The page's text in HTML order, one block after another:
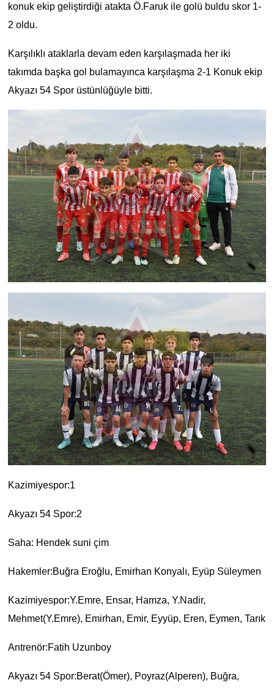
konuk ekip geliştirdiği atakta Ö.Faruk ile golü buldu skor 1-
2 oldu.
Karşılıklı ataklarla devam eden karşılaşmada her iki
takımda başka gol bulamayınca karşılaşma 2-1 Konuk ekip
Akyazı 54 Spor üstünlüğüyle bitti.
Kazimiyespor:1
Akyazı 54 Spor:2
Saha: Hendek suni çim
Hakemler:Buğra Eroğlu, Emirhan Konyalı, Eyüp Süleymen
Kazimiyespor:Y.Emre, Ensar, Hamza, Y.Nadir,
Mehmet(Y.Emre), Emirhan, Emir, Eyyüp, Eren, Eymen, Tarık
Antrenör:Fatih Uzunboy
Akyazı 54 Spor:Berat(Ömer), Poyraz(Alperen), Buğra,